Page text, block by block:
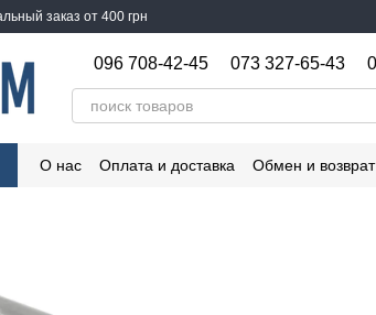
заказ от 400 грн
096 708-42-45 073 327-65-43
О нас Оплата и доставка Обмен и возврат